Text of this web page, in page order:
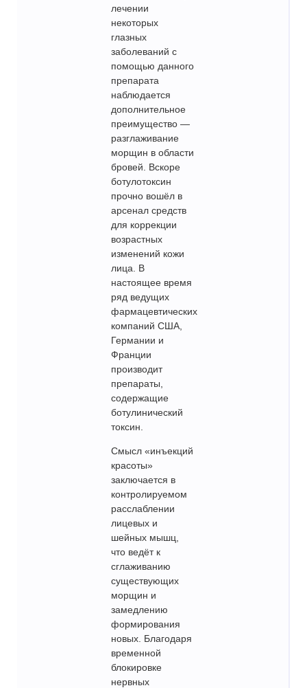
лечении
некоторых
глазных
заболеваний с
помощью данного
препарата
наблюдается
дополнительное
преимущество —
разглаживание
морщин в области
бровей. Вскоре
ботулотоксин
прочно вошёл в
арсенал средств
для коррекции
возрастных
изменений кожи
лица. В
настоящее время
ряд ведущих
фармацевтических
компаний США,
Германии и
Франции
производит
препараты,
содержащие
ботулинический
токсин.
Смысл «инъекций
красоты»
заключается в
контролируемом
расслаблении
лицевых и
шейных мышц,
что ведёт к
сглаживанию
существующих
морщин и
замедлению
формирования
новых. Благодаря
временной
блокировке
нервных